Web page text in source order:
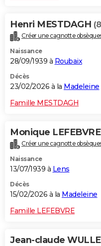
Henri MESTDAGH
Créer une cagnotte
Naissance
28/09/1939 à Roubaix
Décès
23/02/2026 à la Madeleine
Famille MESTDAGH
Monique LEFEBVRE
Créer une cagnotte
Naissance
13/07/1939 à Lens
Décès
15/02/2026 à la Madeleine
Famille LEFEBVRE
Jean-claude